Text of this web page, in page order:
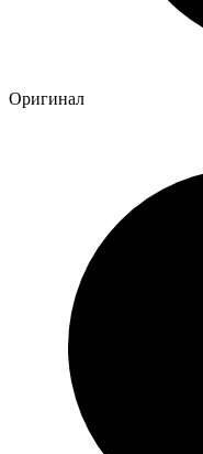
Оригинал